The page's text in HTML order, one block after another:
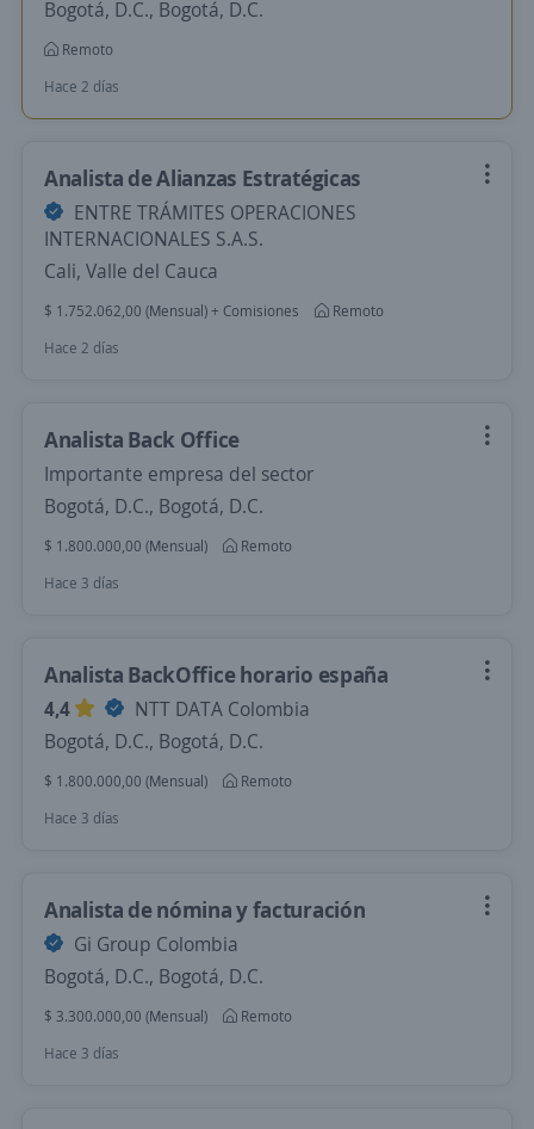
Bogotá, D.C., Bogotá, D.C.
Remoto
Hace 2 días
Analista de Alianzas Estratégicas
ENTRE TRÁMITES OPERACIONES
INTERNACIONALES S.A.S.
Cali, Valle del Cauca
$ 1.752.062,00 (Mensual) + Comisiones
Remoto
Hace 2 días
Analista Back Office
Importante empresa del sector
Bogotá, D.C., Bogotá, D.C.
$ 1.800.000,00 (Mensual)
Remoto
Hace 3 días
Analista BackOffice horario españa
4,4
NTT DATA Colombia
Bogotá, D.C., Bogotá, D.C.
$ 1.800.000,00 (Mensual)
Remoto
Hace 3 días
Analista de nómina y facturación
Gi Group Colombia
Bogotá, D.C., Bogotá, D.C.
$ 3.300.000,00 (Mensual)
Remoto
Hace 3 días